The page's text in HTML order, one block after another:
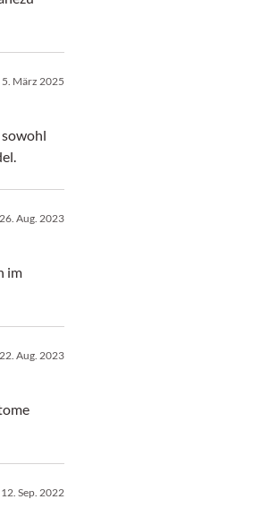
5. März 2025
26. Aug. 2023
im
22. Aug. 2023
12. Sep. 2022